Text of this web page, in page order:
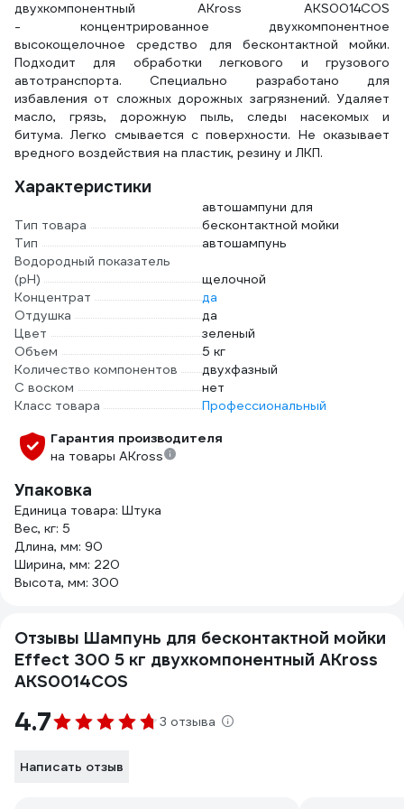
двухкомпонентный AKross AKS0014COS
- концентрированное двухкомпонентное
высокощелочное средство для бесконтактной мойки.
Подходит для обработки легкового и грузового
автотранспорта. Специально разработано для
избавления от сложных дорожных загрязнений. Удаляет
масло, грязь, дорожную пыль, следы насекомых и
битума. Легко смывается с поверхности. Не оказывает
вредного воздействия на пластик, резину и ЛКП.
Характеристики
Тип товара
автошампуни для
бесконтактной мойки
Тип
автошампунь
Водородный показатель
(pH)
щелочной
Концентрат
да
Отдушка
да
Цвет
зеленый
Объем
5 кг
Количество компонентов
двухфазный
С воском
нет
Класс товара
Профессиональный
Гарантия производителя
на товары AKross
Упаковка
Единица товара: Штука
Вес, кг: 5
Длина, мм: 90
Ширина, мм: 220
Высота, мм: 300
Отзывы Шампунь для бесконтактной мойки
Effect 300 5 кг двухкомпонентный AKross
AKS0014COS
4.7 3 отзыва
Написать отзыв